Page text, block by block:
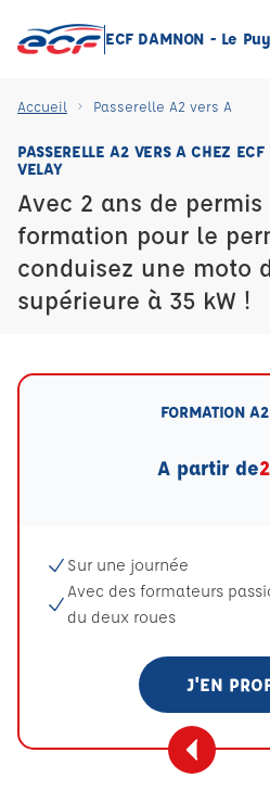
ECF DAMNON - Le
Accueil Passerelle A2 vers A
PASSERELLE A2 VERS A CHEZ
VELAY
Avec 2 ans de
formation pour le
conduisez une moto
supérieure à 35 kW !
FORMATION
A partir de
Sur une journée
Avec des formateurs
du deux roues
J'EN